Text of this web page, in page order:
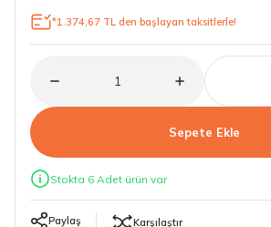
22 Lastikler
23 Lastikler
24 Lastikler
*1.374,67 TL den başlayan taksitlerle!
Sepete Ekle
Stokta 6 Adet ürün var
Paylaş Karşılaştır